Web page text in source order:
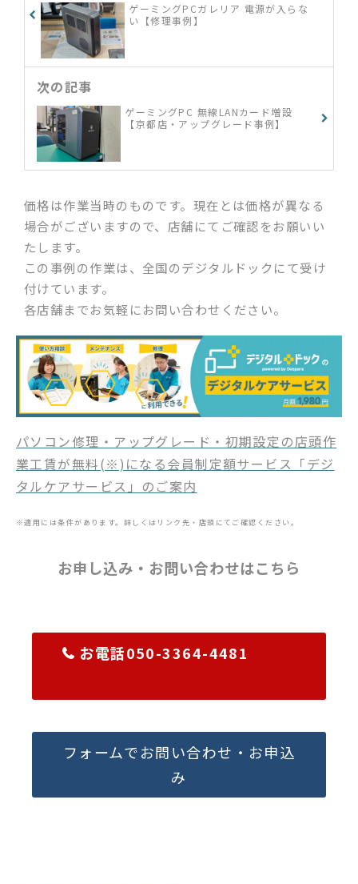
ゲーミングPCガレリア 電源が入らな
い【修理事例】
次の記事
ゲーミングPC 無線LANカード増設
【京都店・アップグレード事例】
価格は作業当時のものです。現在とは価格が異なる
場合がございますので、店舗にてご確認をお願いい
たします。
この事例の作業は、全国のデジタルドックにて受け
付けています。
各店舗までお気軽にお問い合わせください。
パソコン修理・アップグレード・初期設定の店頭作
業工賃が無料(※)になる会員制定額サービス「デジ
タルケアサービス」のご案内
※適用には条件があります。詳しくはリンク先・店頭にてご確認ください。
お申し込み・お問い合わせはこちら
お電話050-3364-4481
フォームでお問い合わせ・お申込
み